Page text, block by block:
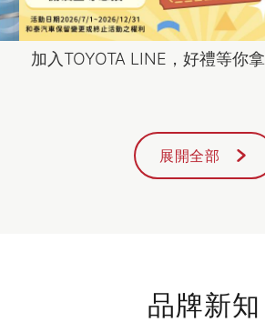
加入TOYOTA LINE，好禮等你拿
展開全部
品牌新知